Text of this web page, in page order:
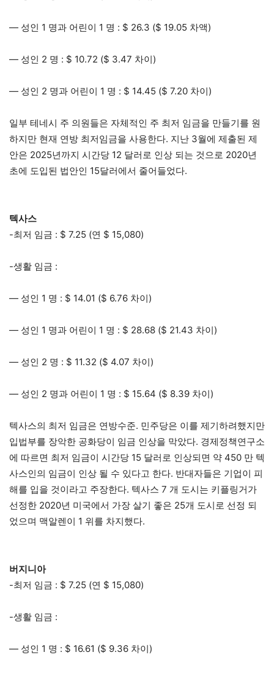
— 성인 1 명과 어린이 1 명 : $ 26.3 ($ 19.05 차액)
— 성인 2 명 : $ 10.72 ($ 3.47 차이)
— 성인 2 명과 어린이 1 명 : $ 14.45 ($ 7.20 차이)
일부 테네시 주 의원들은 자체적인 주 최저 임금을 만들기를 원
하지만 현재 연방 최저임금을 사용한다. 지난 3월에 제출된 제
안은 2025년까지 시간당 12 달러로 인상 되는 것으로 2020년
초에 도입된 법안인 15달러에서 줄어들었다.
텍사스
-최저 임금 : $ 7.25 (연 $ 15,080)
-생활 임금 :
— 성인 1 명 : $ 14.01 ($ 6.76 차이)
— 성인 1 명과 어린이 1 명 : $ 28.68 ($ 21.43 차이)
— 성인 2 명 : $ 11.32 ($ 4.07 차이)
— 성인 2 명과 어린이 1 명 : $ 15.64 ($ 8.39 차이)
텍사스의 최저 임금은 연방수준. 민주당은 이를 제기하려했지만
입법부를 장악한 공화당이 임금 인상을 막았다. 경제정책연구소
에 따르면 최저 임금이 시간당 15 달러로 인상되면 약 450 만 텍
사스인의 임금이 인상 될 수 있다고 한다. 반대자들은 기업이 피
해를 입을 것이라고 주장한다. 텍사스 7 개 도시는 키플링거가
선정한 2020년 미국에서 가장 살기 좋은 25개 도시로 선정 되
었으며 맥알렌이 1 위를 차지했다.
버지니아
-최저 임금 : $ 7.25 (연 $ 15,080)
-생활 임금 :
— 성인 1 명 : $ 16.61 ($ 9.36 차이)